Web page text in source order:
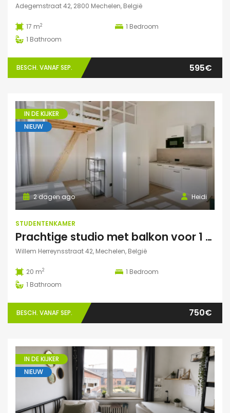
Adegemstraat 42, 2800 Mechelen, België
17 m2 1 Bedroom
1 Bathroom
BESCH. VANAF SEP. 595€
IN DE KIJKER
NIEUW
Heidi
2 dagen ago
STUDENTENKAMER
Prachtige studio met balkon voor 1 student(e)!
Willem Herreynsstraat 42, Mechelen, België
20 m2 1 Bedroom
1 Bathroom
BESCH. VANAF SEP. 750€
IN DE KIJKER
NIEUW